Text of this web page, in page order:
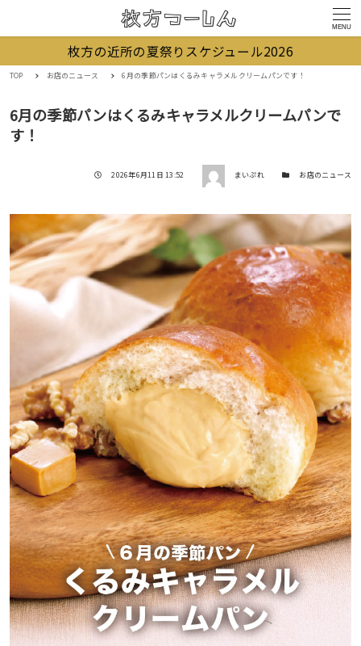
MENU
枚方の近所の夏祭りスケジュール2026
TOP お店のニュース 6月の季節パンはくるみキャラメルクリームパンです！
6月の季節パンはくるみキャラメルクリームパンで
す！
投稿日
2026年6月11日 13:52 著者 まいぷれ カテゴリーお店のニュース